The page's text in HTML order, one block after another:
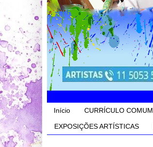
Início CURRÍCULO COMUM
EXPOSIÇÕES ARTÍSTICAS